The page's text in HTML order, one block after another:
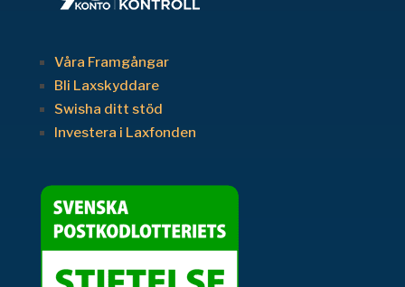
Våra Framgångar
Bli Laxskyddare
Swisha ditt stöd
Investera i Laxfonden